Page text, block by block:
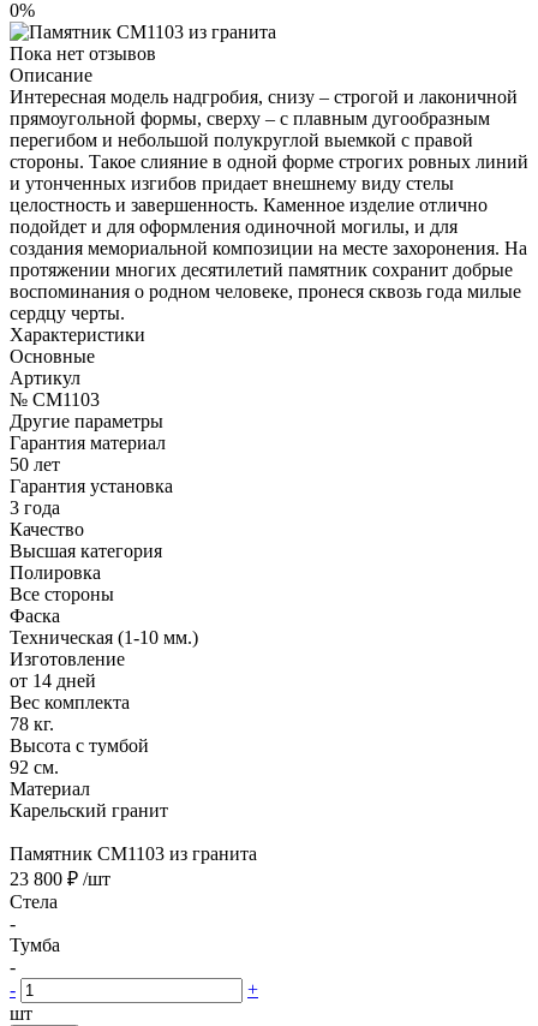
0%
Пока нет отзывов
Описание
Интересная модель надгробия, снизу – строгой и лаконичной
прямоугольной формы, сверху – с плавным дугообразным
перегибом и небольшой полукруглой выемкой с правой
стороны. Такое слияние в одной форме строгих ровных линий
и утонченных изгибов придает внешнему виду стелы
целостность и завершенность. Каменное изделие отлично
подойдет и для оформления одиночной могилы, и для
создания мемориальной композиции на месте захоронения. На
протяжении многих десятилетий памятник сохранит добрые
воспоминания о родном человеке, пронеся сквозь года милые
сердцу черты.
Характеристики
Основные
Артикул
№ CM1103
Другие параметры
Гарантия материал
50 лет
Гарантия установка
3 года
Качество
Высшая категория
Полировка
Все стороны
Фаска
Техническая (1-10 мм.)
Изготовление
от 14 дней
Вес комплекта
78 кг.
Высота с тумбой
92 см.
Материал
Карельский гранит
Памятник CM1103 из гранита
23 800 ₽ /шт
Стела
-
Тумба
-
-
+
шт